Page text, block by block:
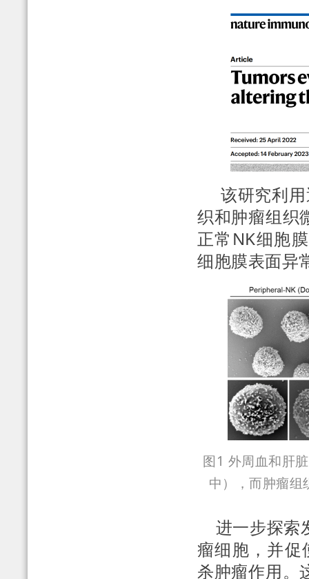
该研究利用
织和肿瘤组织
正常NK细胞
细胞膜表面异
图1 外周血和肝
中），而肿瘤
进一步探索
瘤细胞，并促
杀肿瘤作用。